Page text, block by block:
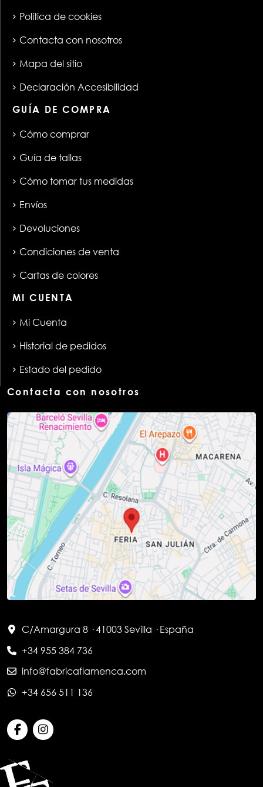
Política de cookies
Contacta con nosotros
Mapa del sitio
Declaración Accesibilidad
GUÍA DE COMPRA
Cómo comprar
Guía de tallas
Cómo tomar tus medidas
Envíos
Devoluciones
Condiciones de venta
Cartas de colores
MI CUENTA
Mi Cuenta
Historial de pedidos
Estado del pedido
Contacta con nosotros
C/Amargura 8 · 41003 Sevilla · España
+34 955 384 736
info@fabricaflamenca.com
+34 656 511 136